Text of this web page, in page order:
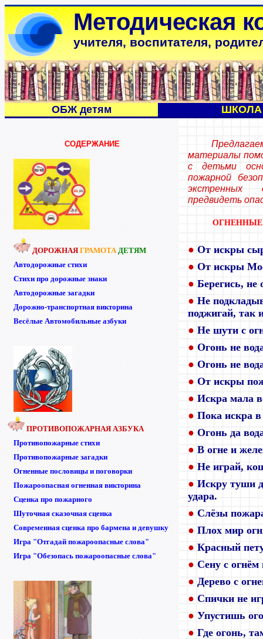
Методическая
учителя, воспитателя,
ОБЖ детям ШКОЛА
СОДЕРЖАНИЕ
ДОРОЖНАЯ ГРАМОТА ДЕТЯМ
Автодорожные стихи
Стихи про дорожные знаки
Автодорожные загадки
Дорожно-транспортная викторина
Весёлые Автомобильные азбуки
ПРОТИВОПОЖАРНАЯ АЗБУКА
Противопожарные стихи
Противопожарные загадки
Огненные пословицы и поговорки
Пожароопасная огненная викторина
Сценка про пожарного
Шуточная сказочная сценка
Современная сценка про бармена и девушку
Игра "Отгадай пожароопасные слова"
Игра "Обезопась пожароопасные слова"
материалы
с детьми
пожарной
экстренных
предвидеть
● От искры
● От искры
● Берегись, не
● Не
поджигай, так
● Не шути с
● Огонь не
● Огонь не
● От искры
● Искра мала
● Пока искра
● Огонь да
● В огне и
● Не играй,
● Искру туши
удара.
● Слёзы
● Плох мир
● Красный
● Сену с огнём
● Дерево с
● Спички не
● Упустишь
● Где огонь,